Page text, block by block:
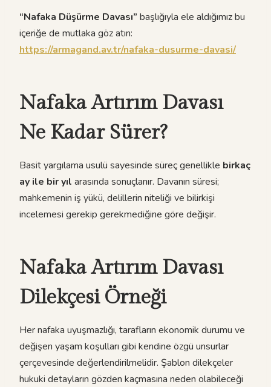
“Nafaka Düşürme Davası” başlığıyla ele aldığımız bu
içeriğe de mutlaka göz atın:
https://armagand.av.tr/nafaka-dusurme-davasi/
Nafaka Artırım Davası
Ne Kadar Sürer?
Basit yargılama usulü sayesinde süreç genellikle birkaç
ay ile bir yıl arasında sonuçlanır. Davanın süresi;
mahkemenin iş yükü, delillerin niteliği ve bilirkişi
incelemesi gerekip gerekmediğine göre değişir.
Nafaka Artırım Davası
Dilekçesi Örneği
Her nafaka uyuşmazlığı, tarafların ekonomik durumu ve
değişen yaşam koşulları gibi kendine özgü unsurlar
çerçevesinde değerlendirilmelidir. Şablon dilekçeler
hukuki detayların gözden kaçmasına neden olabileceği